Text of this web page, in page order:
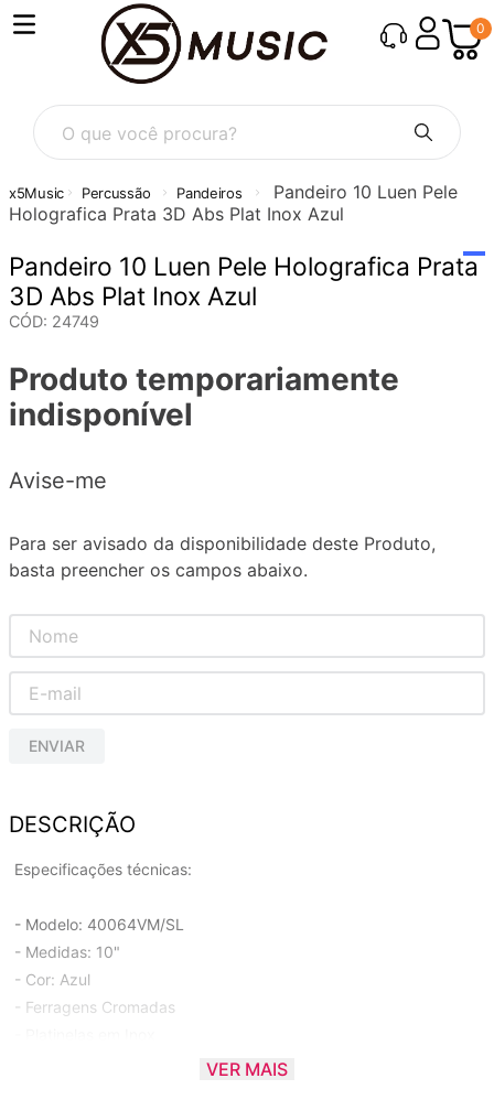
0
O que você procura?
Percussão Pandeiros
Pandeiro 10 Luen Pele
Holografica Prata 3D Abs Plat Inox Azul
Pandeiro 10 Luen Pele Holografica Prata
3D Abs Plat Inox Azul
CÓD: 24749
Produto temporariamente
indisponível
Avise-me
Para ser avisado da disponibilidade deste Produto,
basta preencher os campos abaixo.
ENVIAR
DESCRIÇÃO
Especificações técnicas:
- Modelo: 40064VM/SL
- Medidas: 10"
- Cor: Azul
- Ferragens Cromadas
VER MAIS